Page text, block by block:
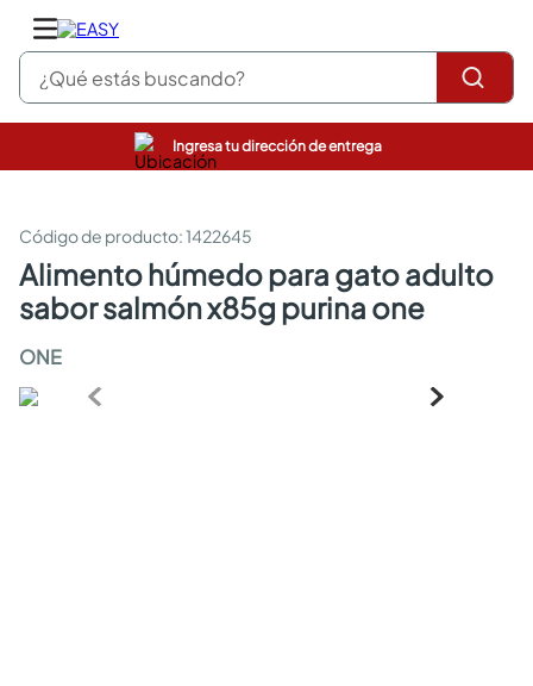
¿Qué estás buscando?
Ingresa tu dirección de entrega
:1422645
alimento húmedo para gato adulto
sabor salmón x85g purina one
ONE
pinturas
sanitarios
comedor
escritorio
armarios closet
comedores